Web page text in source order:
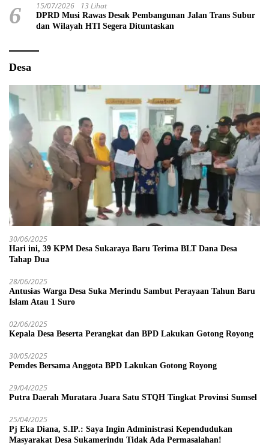
6 15/07/2026 13 Lihat
DPRD Musi Rawas Desak Pembangunan Jalan Trans Subur
dan Wilayah HTI Segera Dituntaskan
Desa
30/06/2025
Hari ini, 39 KPM Desa Sukaraya Baru Terima BLT Dana Desa
Tahap Dua
28/06/2025
Antusias Warga Desa Suka Merindu Sambut Perayaan Tahun Baru
Islam Atau 1 Suro
02/06/2025
Kepala Desa Beserta Perangkat dan BPD Lakukan Gotong Royong
30/05/2025
Pemdes Bersama Anggota BPD Lakukan Gotong Royong
29/04/2025
Putra Daerah Muratara Juara Satu STQH Tingkat Provinsi Sumsel
25/04/2025
Pj Eka Diana, S.IP.: Saya Ingin Administrasi Kependudukan
Masyarakat Desa Sukamerindu Tidak Ada Permasalahan!